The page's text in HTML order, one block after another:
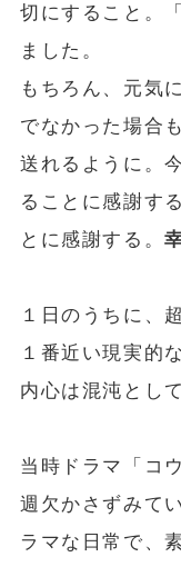
切にすること。
ました。
もちろん、元気
でなかった場合
送れるように。
ることに感謝す
とに感謝する。
１日のうちに、
１番近い現実的
内心は混沌とし
当時ドラマ「コ
週欠かさずみて
ラマな日常で、